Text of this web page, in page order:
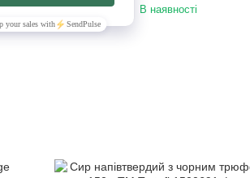
В наявності